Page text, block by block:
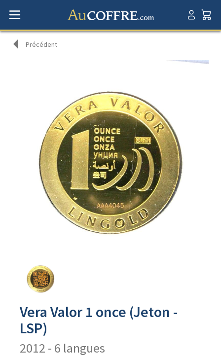
Précédent
produit
Vera Valor 1 once (Jeton -
LSP)
2012 - 6 langues